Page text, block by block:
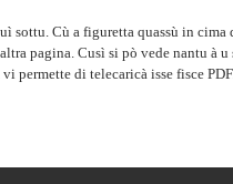
sottu. Cù a figuretta quassù in
pagina. Cusì si pò vede nantu à u
permette di telecaricà isse fisce